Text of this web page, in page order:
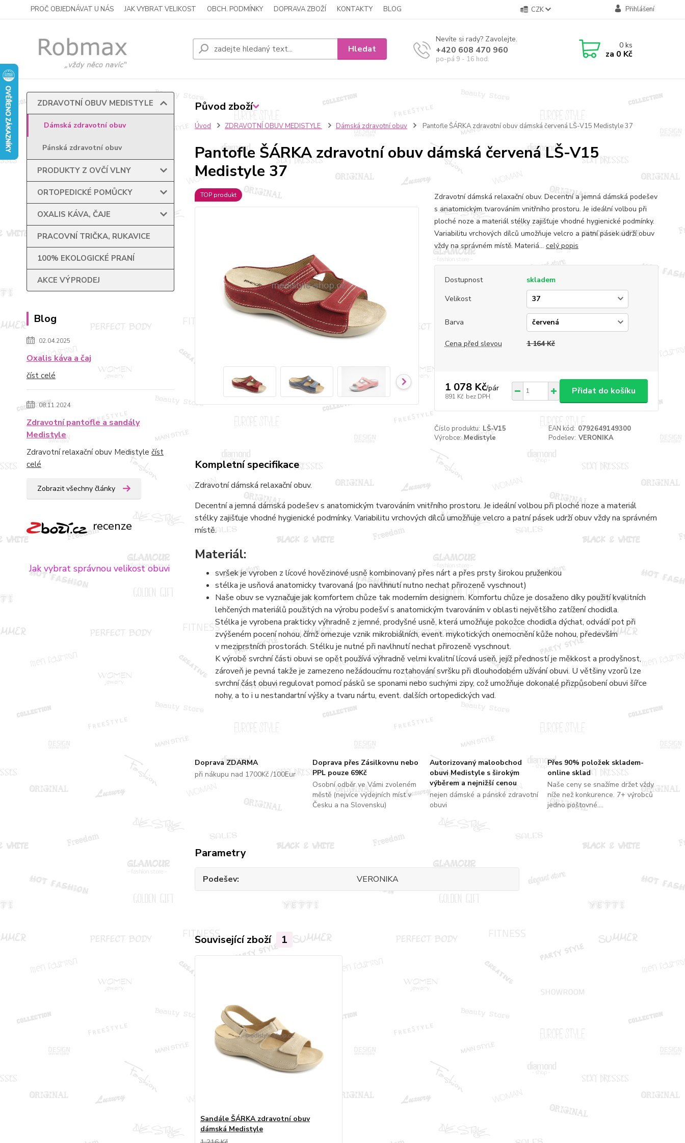
PROČ OBJEDNÁVAT U NÁS JAK VYBRAT VELIKOST OBCH. PODMÍNKY DOPRAVA ZBOŽÍ KONTAKTY BLOG CZK Přihlášení
Hledat
Nevíte si rady? Zavolejte.
+420 608 470 960
po-pá 9 - 16 hod.
0ks
za 0 Kč
ZDRAVOTNÍ OBUV MEDISTYLE
Dámská zdravotní obuv
Pánská zdravotní obuv
PRODUKTY Z OVČÍ VLNY
ORTOPEDICKÉ POMŮCKY
OXALIS KÁVA, ČAJE
PRACOVNÍ TRIČKA, RUKAVICE
100% EKOLOGICKÉ PRANÍ
AKCE VÝPRODEJ
Blog
02.04.2025
Oxalis káva a čaj
číst celé
08.11.2024
Zdravotní pantofle a sandály
Medistyle
Zdravotní relaxační obuv Medistyle číst
celé
Zobrazit všechny články
recenze
Jak vybrat správnou velikost obuvi
Úvod ZDRAVOTNÍ OBUV MEDISTYLE Dámská zdravotní obuv Pantofle ŠÁRKA zdravotní obuv dámská červená LŠ-V15 Medistyle 37
Pantofle ŠÁRKA zdravotní obuv dámská červená LŠ-V15
Medistyle 37
TOP produkt
Zdravotní dámská relaxační obuv. Decentní a jemná dámská podešev
s anatomickým tvarováním vnitřního prostoru. Je ideální volbou při
ploché noze a materiál stélky zajišťuje vhodné hygienické podmínky.
Variabilitu vrchových dílců umožňuje velcro a patní pásek udrží obuv
vždy na správném místě. Materiá... celý popis
Dostupnost
skladem
Velikost
Barva
Cena před slevou 1 164 Kč
1 078 Kč/pár
891 Kč bez DPH
Přidat do košíku
Číslo produktu: LŠ-V15 EAN kód: 0792649149300
Výrobce: Medistyle Podešev: VERONIKA
Doprava ZDARMA
při nákupu nad 1700Kč /100Eur
Doprava přes Zásilkovnu nebo
PPL pouze 69Kč
Osobní odběr ve Vámi zvoleném
městě (nejvíce výdejních míst v
Česku a na Slovensku)
Autorizovaný maloobchod
obuvi Medistyle s širokým
výběrem a nejnižší cenou
nejen dámské a pánské zdravotní
obuvi
Přes 90% položek skladem-
online sklad
Naše ceny se snažíme držet vždy
níže než konkurence. 7+ výrobců
jedno poštovné....
Kompletní specifikace
Zdravotní dámská relaxační obuv.
Decentní a jemná dámská podešev s anatomickým tvarováním vnitřního prostoru. Je ideální volbou při ploché noze a materiál
stélky zajišťuje vhodné hygienické podmínky. Variabilitu vrchových dílců umožňuje velcro a patní pásek udrží obuv vždy na správném
místě.
Materiál:
svršek je vyroben z lícové hovězinové usně kombinovaný přes nárt a přes prsty širokou pruženkou
stélka je usňová anatomicky tvarovaná (po navlhnutí nutno nechat přirozeně vyschnout)
Naše obuv se vyznačuje jak komfortem chůze tak moderním designem. Komfortu chůze je dosaženo díky použití kvalitních
lehčených materiálů použitých na výrobu podešví s anatomickým tvarováním v oblasti největšího zatížení chodidla.
Stélka je vyrobena prakticky výhradně z jemné, prodyšné usně, která umožňuje pokožce chodidla dýchat, odvádí pot při
zvýšeném pocení nohou, čímž omezuje vznik mikrobiálních, event. mykotických onemocnění kůže nohou, především
v meziprstních prostorách. Stélku je nutné při navlhnutí nechat přirozeně vyschnout.
K výrobě svrchní části obuvi se opět používá výhradně velmi kvalitní lícová useň, jejíž předností je měkkost a prodyšnost,
zároveň je pevná takže je zamezeno nežádoucímu roztahování svršku při dlouhodobém užívání obuvi. U většiny vzorů lze
svrchní část obuvi regulovat pomocí pásků se sponami nebo suchými zipy, což umožňuje dokonalé přizpůsobení obuvi šířce
nohy, a to i u nestandartní výšky a tvaru nártu, event. dalších ortopedických vad.
Původ zboží
Parametry
Podešev VERONIKA
Související zboží 1
Sandále ŠÁRKA zdravotní obuv
dámská Medistyle